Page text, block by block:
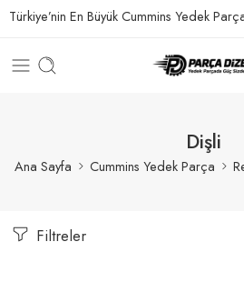
Türkiye’nin En Büyük Cummins Yedek
Dişli
Ana Sayfa Cummins Yedek Parça
Filtreler